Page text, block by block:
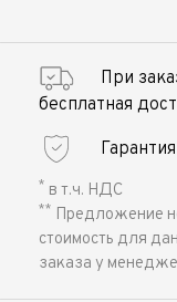
При
бесплатная
* в т.ч. НДС
** Предложение
стоимость для
заказа у